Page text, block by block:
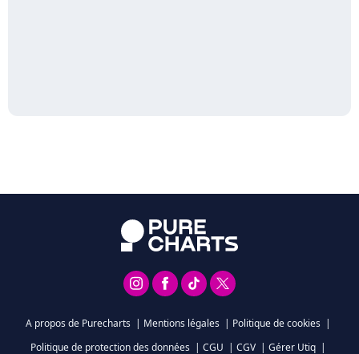
A propos de Purecharts | Mentions légales | Politique de cookies |
Politique de protection des données | CGU | CGV | Gérer Utiq |